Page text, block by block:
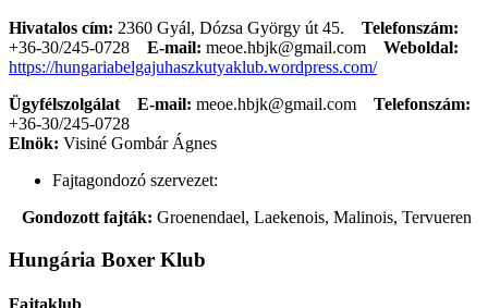
Hivatalos cím: 2360 Gyál, Dózsa György út 45. Telefonszám:
+36-30/245-0728
E-mail: meoe.hbjk@gmail.com
Weboldal:
https://hungariabelgajuhaszkutyaklub.wordpress.com/
Ügyfélszolgálat
E-mail: meoe.hbjk@gmail.com
Telefonszám:
+36-30/245-0728
Elnök: Visiné Gombár Ágnes
Fajtagondozó szervezet:
Gondozott fajták: Groenendael, Laekenois, Malinois, Tervueren
Hungária Boxer Klub
Fajtaklub